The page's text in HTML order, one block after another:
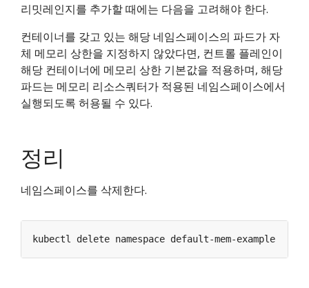
리밋레인지를 추가할 때에는 다음을 고려해야 한다.
컨테이너를 갖고 있는 해당 네임스페이스의 파드가 자
체 메모리 상한을 지정하지 않았다면, 컨트롤 플레인이
해당 컨테이너에 메모리 상한 기본값을 적용하며, 해당
파드는 메모리 리소스쿼터가 적용된 네임스페이스에서
실행되도록 허용될 수 있다.
정리
네임스페이스를 삭제한다.